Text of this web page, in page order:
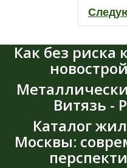
Как без риска
Витязь -
Каталог
Москвы: